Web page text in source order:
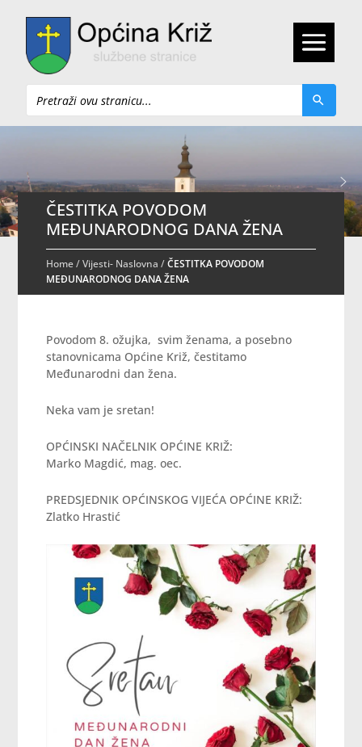
Pretraži
ČESTITKA POVODOM
MEĐUNARODNOG DANA ŽENA
Home/Vijesti- Naslovna /ČESTITKA POVODOM
MEĐUNARODNOG DANA ŽENA
Povodom 8. ožujka, svim ženama, a posebno
stanovnicama Općine Križ, čestitamo
Međunarodni dan žena.
Neka vam je sretan!
OPĆINSKI NAČELNIK OPĆINE KRIŽ:
Marko Magdić, mag. oec.
PREDSJEDNIK OPĆINSKOG VIJEĆA OPĆINE KRIŽ:
Zlatko Hrastić